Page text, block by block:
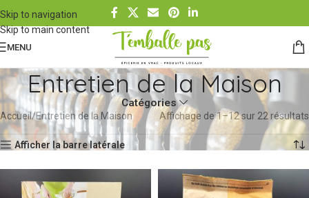
Skip to navigation
Skip to main content
MENU
Entretien de la Maison
Catégories
Accueil Entretien de la Maison Affichage de 1–12 sur 22 résultats
Afficher la barre latérale